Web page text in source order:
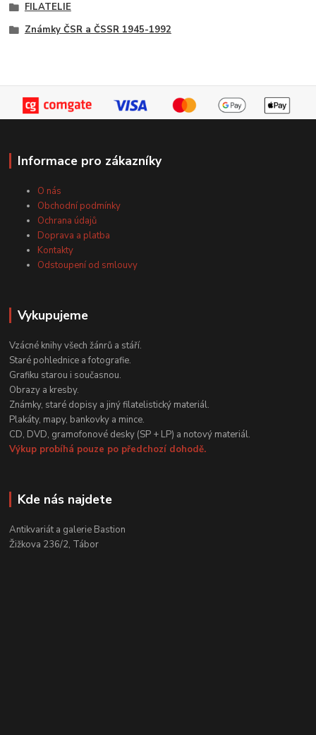
FILATELIE
Známky ČSR a ČSSR 1945-1992
Informace pro zákazníky
O nás
Obchodní podmínky
Ochrana údajů
Doprava a platba
Kontakty
Odstoupení od smlouvy
Vykupujeme
Vzácné knihy všech žánrů a stáří.
Staré pohlednice a fotografie.
Grafiku starou i současnou.
Obrazy a kresby.
Známky, staré dopisy a jiný filatelistický materiál.
Plakáty, mapy, bankovky a mince.
CD, DVD, gramofonové desky (SP + LP) a notový materiál.
Výkup probíhá pouze po předchozí dohodě.
Kde nás najdete
Antikvariát a galerie Bastion
Žižkova 236/2, Tábor